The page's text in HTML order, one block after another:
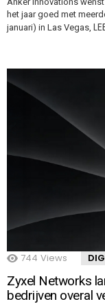
het jaar goed met
januari) in Las Vegas,
744 Views
Zyxel Networks
bedrijven overal